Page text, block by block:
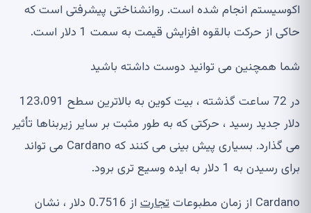
اکوسیستم انجام شده است. روانشناختی پیشرفتی است که
حاکی از حرکت بالقوه افزایش قیمت به سمت 1 دلار است.
شما همچنین می توانید دوست داشته باشید
در 72 ساعت گذشته ، بیت کوین به بالاترین سطح 123،091
دلار جدید رسید ، حرکتی که به طور مثبت بر سایر زیربناها تأثیر
می گذارد. بسیاری پیش بینی می کنند که Cardano می تواند
برای رسیدن به 1 دلار به ایده وسیع تری برود.
Cardano از زمان مطبوعات
تجارت
از 0.7516 دلار ، نشان